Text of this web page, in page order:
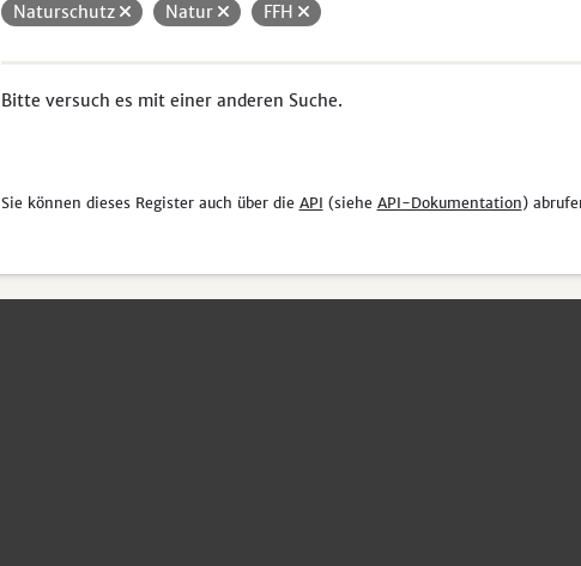
Naturschutz
Natur FFH
Bitte versuch es mit einer anderen Suche.
Sie können dieses Register auch über die API (siehe API-Dokumentation)